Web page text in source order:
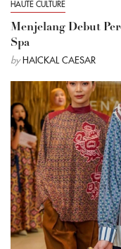
HAUTE CULTURE
Menjelang Debut
Spa
by HAICKAL CAESAR